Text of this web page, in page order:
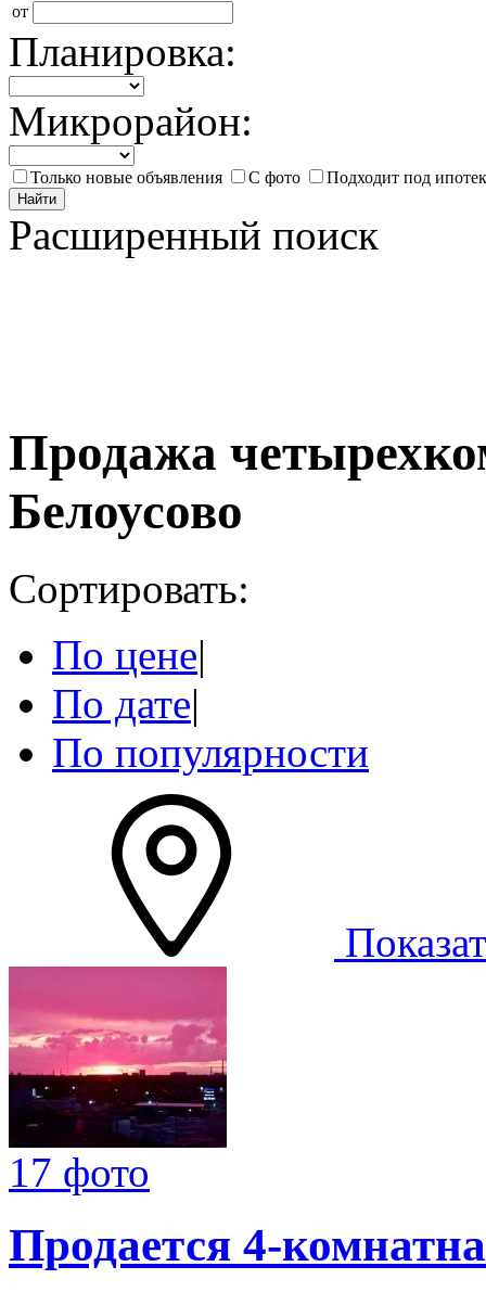
от
Планировка:
Микрорайон:
Только новые объявления С фото Подходит под
Найти
Расширенный поиск
Продажа
Белоусово
Сортировать:
По цене|
По дате|
По популярности
17 фото
Продается 4-